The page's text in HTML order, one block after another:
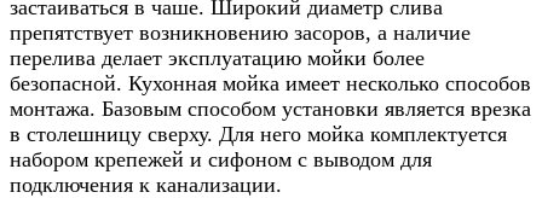
застаиваться в чаше. Широкий диаметр слива
препятствует возникновению засоров, а наличие
перелива делает эксплуатацию мойки более
безопасной. Кухонная мойка имеет несколько способов
монтажа. Базовым способом установки является врезка
в столешницу сверху. Для него мойка комплектуется
набором крепежей и сифоном с выводом для
подключения к канализации.